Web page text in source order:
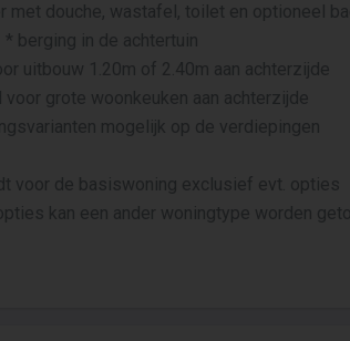
met douche, wastafel, toilet en optioneel
* berging in de achtertuin
uitbouw 1.20m of 2.40m aan achterzijde
voor grote woonkeuken aan achterzijde
mogelijk op de verdiepingen
voor de basiswoning exclusief evt. opties
kan een ander woningtype worden